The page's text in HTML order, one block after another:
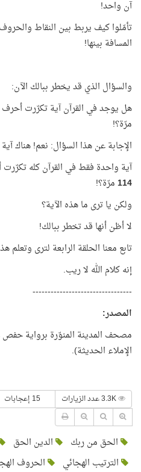
آن واحد!
تأمّلوا كيف يربط بين النقاط
المسافة بينها!
والسؤال الذي قد يخطر ببالك الآن:
هل يوجد في القرآن آية تكرّرت
مرّة؟!
الإجابة عن هذا السؤال: نعم! هناك
آية واحدة فقط في القرآن كله
114مرّة؟!
ولكن يا ترى ما هذه الآية؟
لا أظن أنها قد تخطر ببالك!
تابع معنا الحلقة الرابعة لترى وتعلم
إنه كلام الله لا ريب.
---------------------------------
المصدر:
مصحف المدينة المنوّرة برواية
الإملاء الحديثة).
15 إعجابات
الحق من ربك الدين الحق
الترتيب الهجائي
الحروف